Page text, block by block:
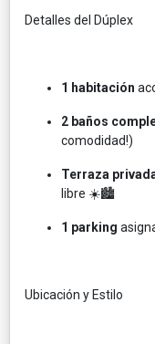
Detalles del Dúplex
1 habitación
2 baños
comodidad!)
Terraza
libre ☀️🏙️
1 parking
Ubicación y Estilo